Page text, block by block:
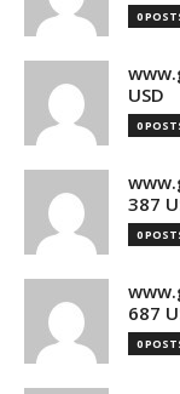
0
USD
0
387
0
687
0